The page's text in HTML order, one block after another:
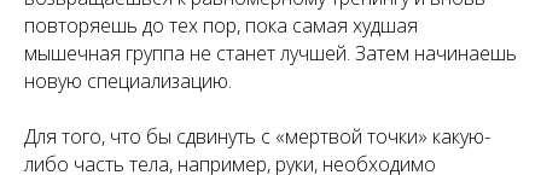
повторяешь до тех пор, пока самая худшая
мышечная группа не станет лучшей. Затем начинаешь
новую специализацию.
Для того, что бы сдвинуть с «мертвой точки» какую-
либо часть тела, например, руки, необходимо